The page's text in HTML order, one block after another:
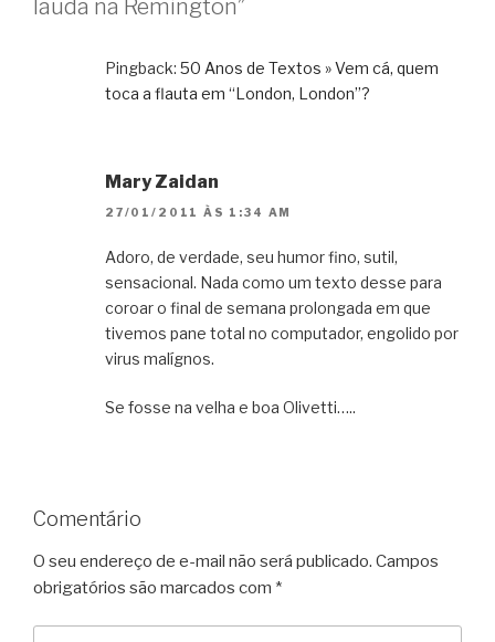
lauda na Remington”
Pingback: 50 Anos de Textos » Vem cá, quem
toca a flauta em “London, London”?
Mary Zaidan
27/01/2011 ÀS 1:34 AM
Adoro, de verdade, seu humor fino, sutil,
sensacional. Nada como um texto desse para
coroar o final de semana prolongada em que
tivemos pane total no computador, engolido por
virus malígnos.
Se fosse na velha e boa Olivetti…..
Comentário
O seu endereço de e-mail não será publicado. Campos
obrigatórios são marcados com *